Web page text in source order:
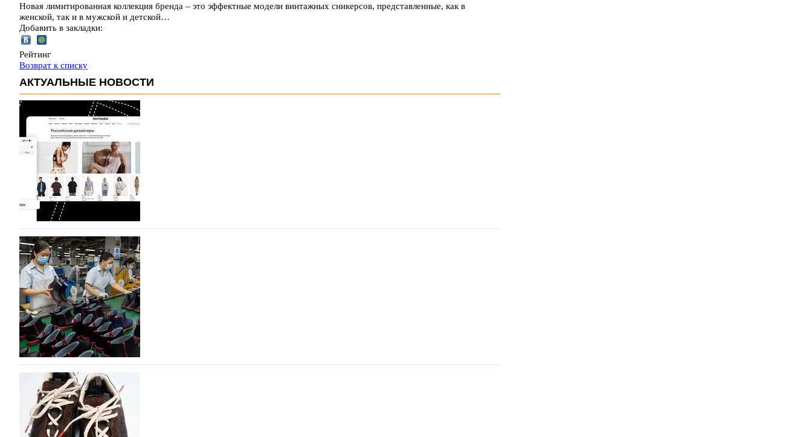
Новая лимитированная коллекция бренда – это эффектные модели винтажных сникерсов, представленные, как в
женской, так и в мужской и детской…
Добавить в закладки:
Рейтинг
Возврат к списку
АКТУАЛЬНЫЕ НОВОСТИ
На платформе Lamoda - новый раздел и условия продвижения локальных
дизайнерских марок
Российский маркетплейс Lamoda решил обновить раздел для продажи продукции локальных дизайнерских
марок одежды, обуви и аксессуаров. Бренды также получат маркетинговую…
06.08.2026 52
Объем мирового производства обуви в 2025 году практически не увеличился
В 2025 году мировое производство обуви практически не изменилось, зафиксировав незначительный рост
на 0,1% до 24,6 млрд пар, - данные опубликованы в аналитическом вестнике «Всемирный ежегодник обуви
2026», Португальской ассоциацией…